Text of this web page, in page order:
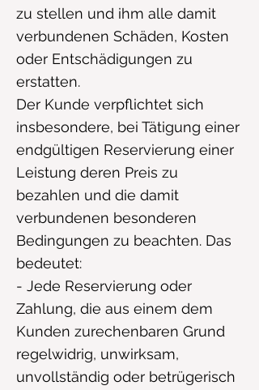
zu stellen und ihm alle damit
verbundenen Schäden, Kosten
oder Entschädigungen zu
erstatten.
Der Kunde verpflichtet sich
insbesondere, bei Tätigung einer
endgültigen Reservierung einer
Leistung deren Preis zu
bezahlen und die damit
verbundenen besonderen
Bedingungen zu beachten. Das
bedeutet:
- Jede Reservierung oder
Zahlung, die aus einem dem
Kunden zurechenbaren Grund
regelwidrig, unwirksam,
unvollständig oder betrügerisch